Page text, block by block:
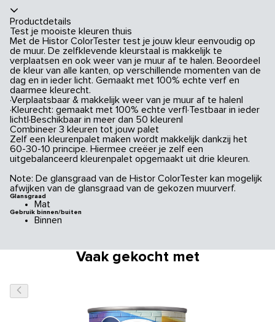
Productdetails
Test je mooiste kleuren thuis
Met de Histor ColorTester test je jouw kleur eenvoudig op
de muur. De zelfklevende kleurstaal is makkelijk te
verplaatsen en ook weer van je muur af te halen. Beoordeel
de kleur van alle kanten, op verschillende momenten van de
dag en in ieder licht. Gemaakt met 100% echte verf en
daarmee kleurecht.
·Verplaatsbaar & makkelijk weer van je muur af te halen|
·Kleurecht: gemaakt met 100% echte verf|·Testbaar in ieder
licht|·Beschikbaar in meer dan 50 kleuren|
Combineer 3 kleuren tot jouw palet
Zelf een kleurenpalet maken wordt makkelijk dankzij het
60-30-10 principe. Hiermee creëer je zelf een
uitgebalanceerd kleurenpalet opgemaakt uit drie kleuren.
Note: De glansgraad van de Histor ColorTester kan mogelijk
afwijken van de glansgraad van de gekozen muurverf.
Glansgraad
Mat
Gebruik binnen/buiten
Binnen
Vaak gekocht met